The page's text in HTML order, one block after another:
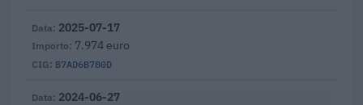
B7AD6B780D
2025-07-17
7.974 euro
2024-06-27